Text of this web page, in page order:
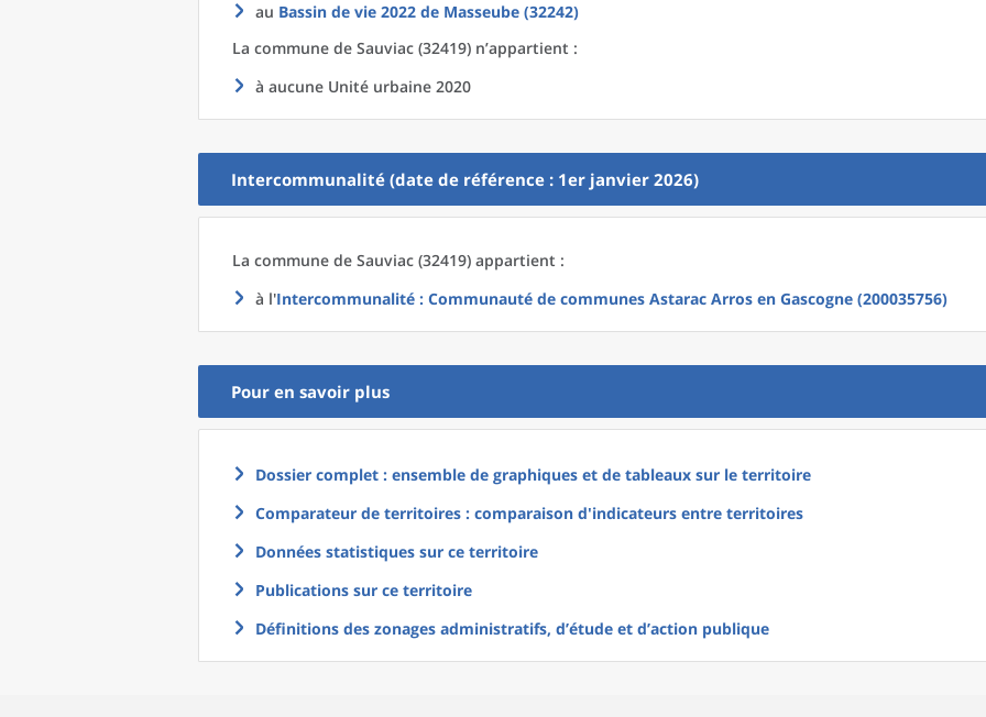
au Bassin de vie 2022 de Masseube (32242)
La commune de Sauviac (32419) n’appartient :
à aucune Unité urbaine 2020
Intercommunalité (date de référence : 1er janvier 2026)
La commune de Sauviac (32419) appartient :
à l'Intercommunalité : Communauté de communes Astarac Arros en Gascogne (200035756)
Pour en savoir plus
Dossier complet : ensemble de graphiques et de tableaux sur le territoire
Comparateur de territoires : comparaison d'indicateurs entre territoires
Données statistiques sur ce territoire
Publications sur ce territoire
Définitions des zonages administratifs, d’étude et d’action publique